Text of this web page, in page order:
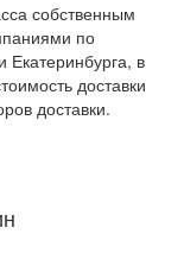
собственным
по
Екатеринбурга, в
доставки
доставки.